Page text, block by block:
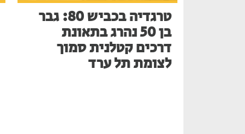
טרגדיה בכביש 80: גבר
בן 50 נהרג בתאונת
דרכים קטלנית סמוך
לצומת תל ערד